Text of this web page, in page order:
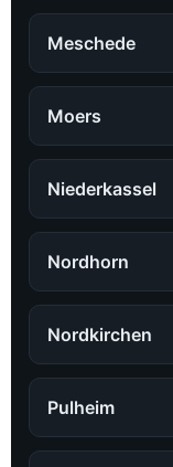
Meschede
Moers
Niederkassel
Nordhorn
Nordkirchen
Pulheim